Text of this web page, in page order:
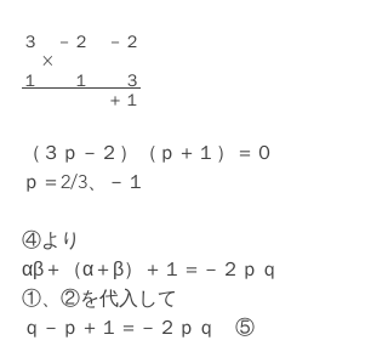
３　－２　－２
×
１　　１　　３
＋１
（３ｐ－２）（ｐ＋１）＝０
ｐ＝2/3、－１
④より
αβ＋（α＋β）＋１＝－２ｐｑ
①、②を代入して
ｑ－ｐ＋１＝－２ｐｑ　⑤